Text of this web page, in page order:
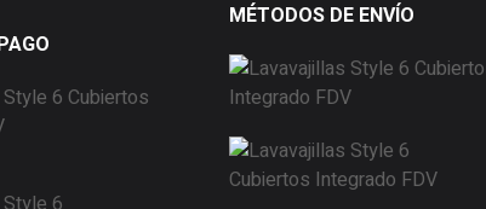
MÉTODOS DE ENVÍO